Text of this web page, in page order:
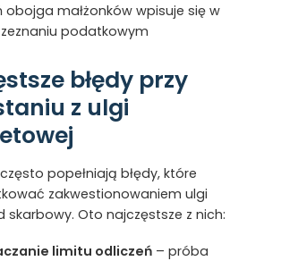
obojga małżonków wpisuje się w
podatkowym
błędy przy
z ulgi
popełniają błędy, które
zakwestionowaniem ulgi
skarbowy. Oto najczęstsze z nich:
limitu odliczeń– próba